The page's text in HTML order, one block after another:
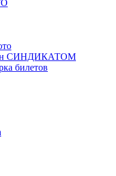
СИНДИКАТОМ
билетов